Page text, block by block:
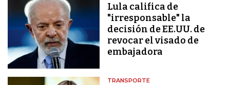
Lula califica de
"irresponsable" la
decisión de EE.UU. de
revocar el visado de
embajadora
TRANSPORTE